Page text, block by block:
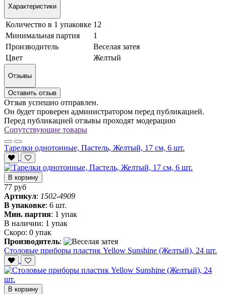
Характеристики
Количество в 1 упаковке 12
Минимальная партия
1
Производитель
Веселая затея
Цвет
Желтый
Отзывы
Оставить отзыв
Отзыв успешно отправлен.
Он будет проверен администратором перед публикацией.
Перед публикацией отзывы проходят модерацию
Сопутствующие товары
Тарелки однотонные, Пастель, Желтый, 17 см, 6 шт.
В корзину
77 руб
Артикул: 1502-4909
В упаковке: 6 шт.
Мин. партия: 1 упак
В наличии: 1 упак
Скоро: 0 упак
Производитель:
Столовые приборы пластик Yellow Sunshine (Желтый), 24 шт.
В корзину